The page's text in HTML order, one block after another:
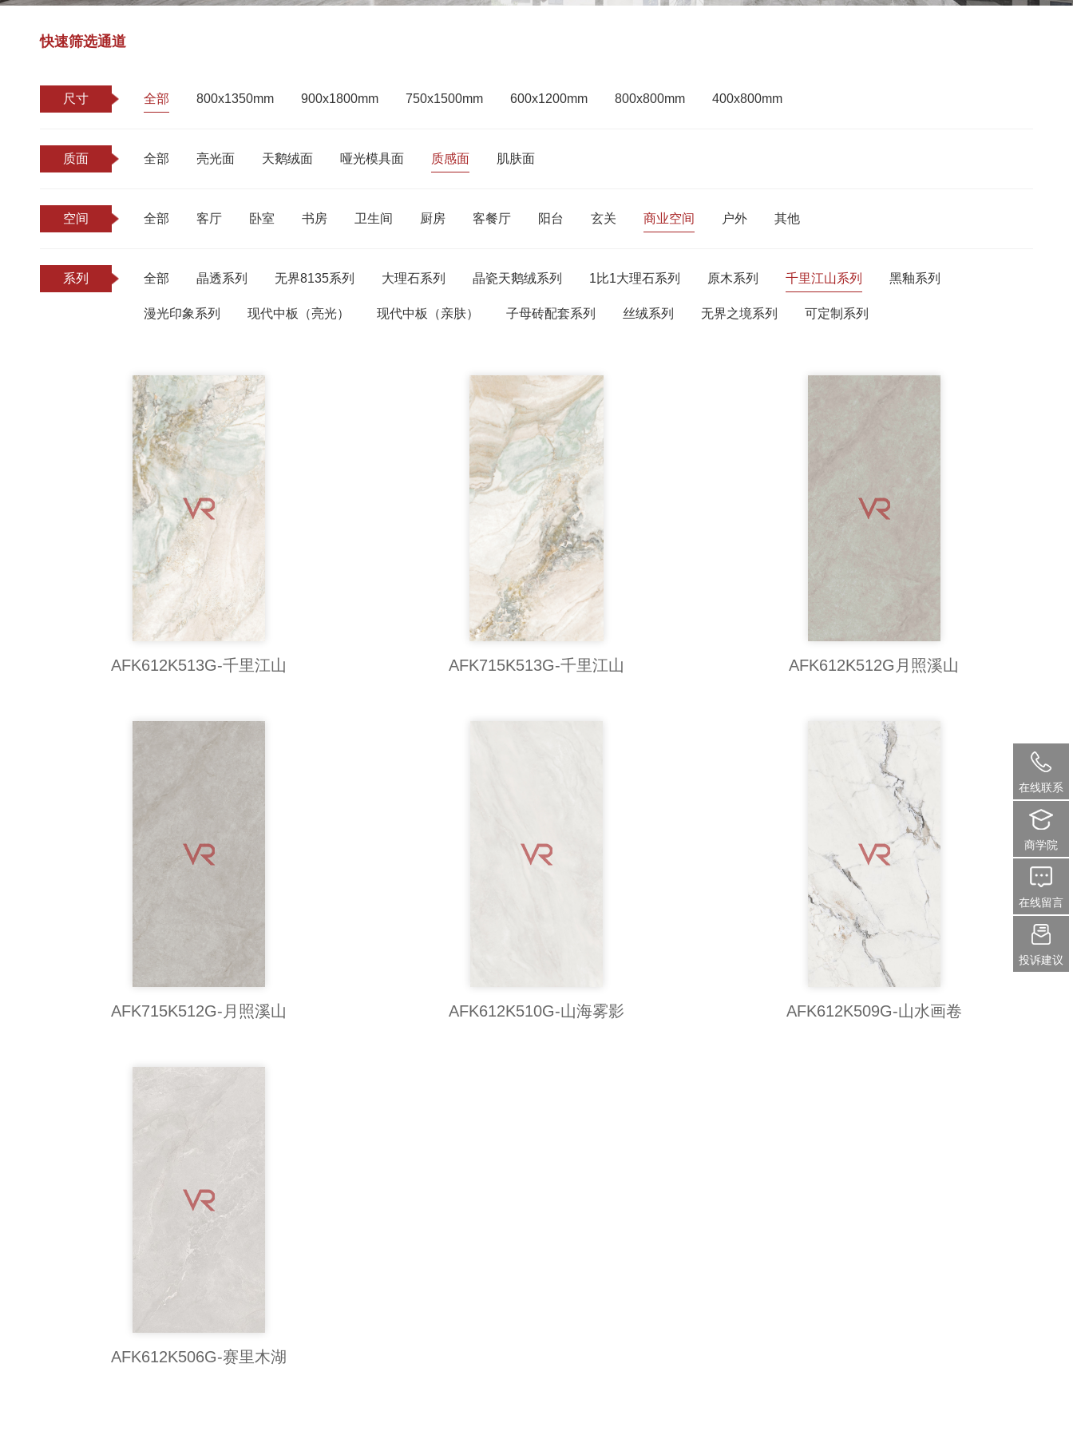
快速筛选通道
尺寸 全部 800x1350mm 900x1800mm 750x1500mm 600x1200mm 800x800mm 400x800mm
质面 全部 亮光面 天鹅绒面 哑光模具面 质感面 肌肤面
空间 全部 客厅 卧室 书房 卫生间 厨房 客餐厅 阳台 玄关 商业空间 户外 其他
系列 全部 晶透系列 无界8135系列 大理石系列 晶瓷天鹅绒系列 1比1大理石系列 原木系列 千里江山系列 黑釉系列
漫光印象系列 现代中板（亮光） 现代中板（亲肤） 子母砖配套系列 丝绒系列 无界之境系列 可定制系列
AFK612K513G-千里江山 AFK715K513G-千里江山 AFK612K512G月照溪山
AFK715K512G-月照溪山 AFK612K510G-山海雾影 AFK612K509G-山水画卷
AFK612K506G-赛里木湖
在线联系
商学院
在线留言
投诉建议